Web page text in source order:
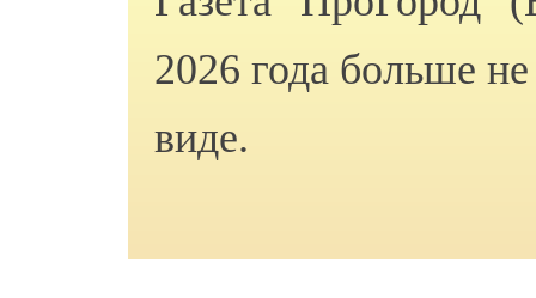
2026 года больше
виде.